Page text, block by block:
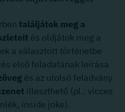
találjátok meg a
és oldjátok meg a
a választott történetbe
első feladatának leírása
és az utolsó feladvány
illeszthető (pl.: vicces
inside joke).